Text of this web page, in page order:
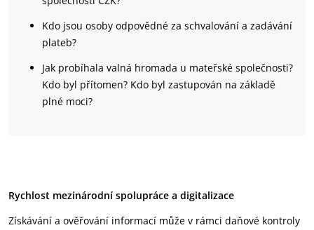
Kdo jsou osoby odpovědné za schvalování a zadávání
plateb?
Jak probíhala valná hromada u mateřské společnosti?
Kdo byl přítomen? Kdo byl zastupován na základě
plné moci?
Rychlost mezinárodní spolupráce a digitalizace
Získávání a ověřování informací může v rámci daňové kontroly